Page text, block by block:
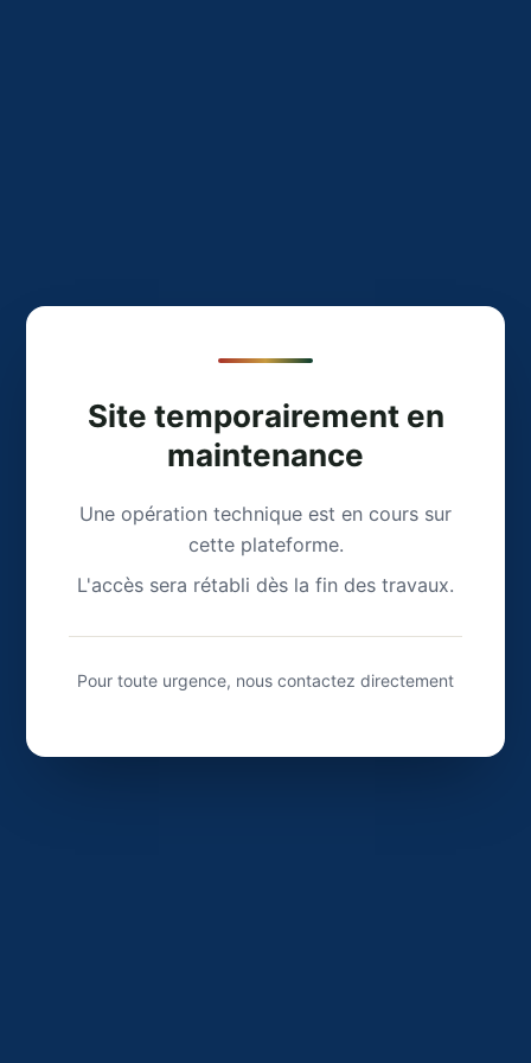
Site temporairement en
maintenance
Une opération technique est en cours sur
cette plateforme.
L'accès sera rétabli dès la fin des travaux.
Pour toute urgence, nous contactez directement